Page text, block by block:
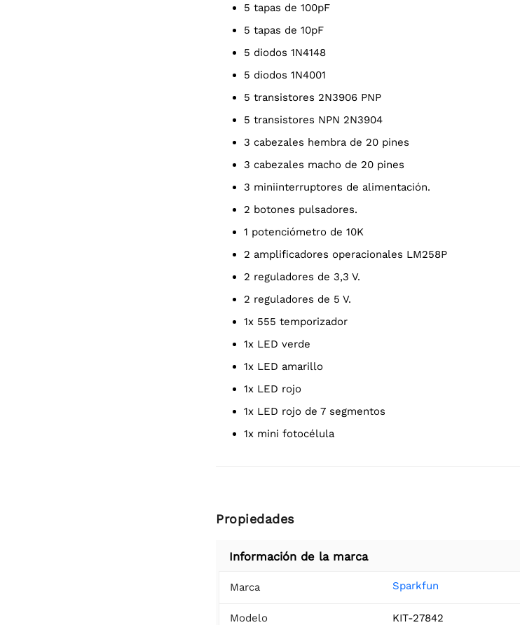
5 tapas de 100pF
5 tapas de 10pF
5 diodos 1N4148
5 diodos 1N4001
5 transistores 2N3906 PNP
5 transistores NPN 2N3904
3 cabezales hembra de 20 pines
3 cabezales macho de 20 pines
3 miniinterruptores de alimentación.
2 botones pulsadores.
1 potenciómetro de 10K
2 amplificadores operacionales LM258P
2 reguladores de 3,3 V.
2 reguladores de 5 V.
1x 555 temporizador
1x LED verde
1x LED amarillo
1x LED rojo
1x LED rojo de 7 segmentos
1x mini fotocélula
Propiedades
Información de la marca
Marca Sparkfun
Modelo KIT-27842